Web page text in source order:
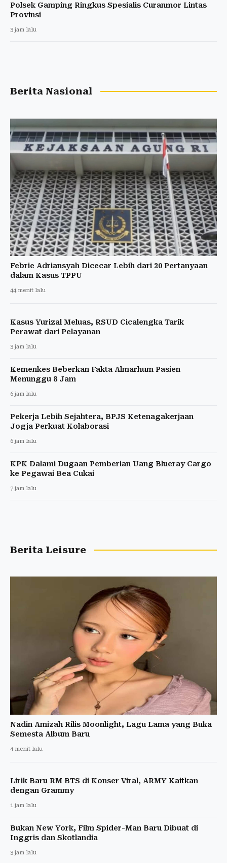
Polsek Gamping Ringkus Spesialis Curanmor Lintas
Provinsi
3 jam lalu
Berita Nasional
Febrie Adriansyah Dicecar Lebih dari 20 Pertanyaan
dalam Kasus TPPU
44 menit lalu
Kasus Yurizal Meluas, RSUD Cicalengka Tarik
Perawat dari Pelayanan
3 jam lalu
Kemenkes Beberkan Fakta Almarhum Pasien
Menunggu 8 Jam
6 jam lalu
Pekerja Lebih Sejahtera, BPJS Ketenagakerjaan
Jogja Perkuat Kolaborasi
6 jam lalu
KPK Dalami Dugaan Pemberian Uang Blueray Cargo
ke Pegawai Bea Cukai
7 jam lalu
Berita Leisure
Nadin Amizah Rilis Moonlight, Lagu Lama yang Buka
Semesta Album Baru
4 menit lalu
Lirik Baru RM BTS di Konser Viral, ARMY Kaitkan
dengan Grammy
1 jam lalu
Bukan New York, Film Spider-Man Baru Dibuat di
Inggris dan Skotlandia
3 jam lalu